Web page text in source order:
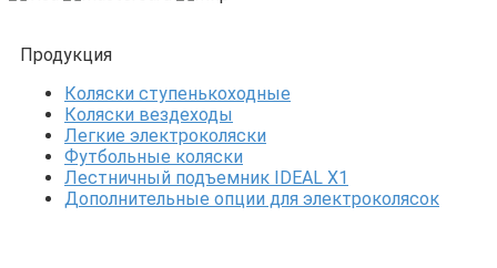
Продукция
Коляски ступенькоходные
Коляски вездеходы
Легкие электроколяски
Футбольные коляски
Лестничный подъемник IDEAL X1
Дополнительные опции для электроколясок